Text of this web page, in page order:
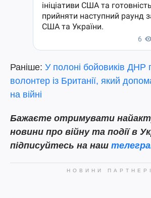
Раніше: У полоні бойовиків ДНР
волонтер із Британії, який
на війні
Бажаєте отримувати
новини про війну та події в
підписуйтесь на наш